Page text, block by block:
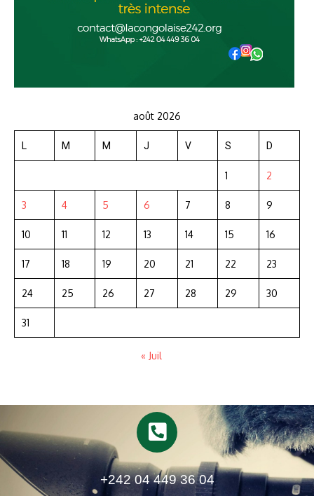
août 2026
L M M J V S D
1 2
3 4 5 6 7 8 9
10 11 12 13 14 15 16
17 18 19 20 21 22 23
24 25 26 27 28 29 30
31
« Juil
+242 04 449 36 04